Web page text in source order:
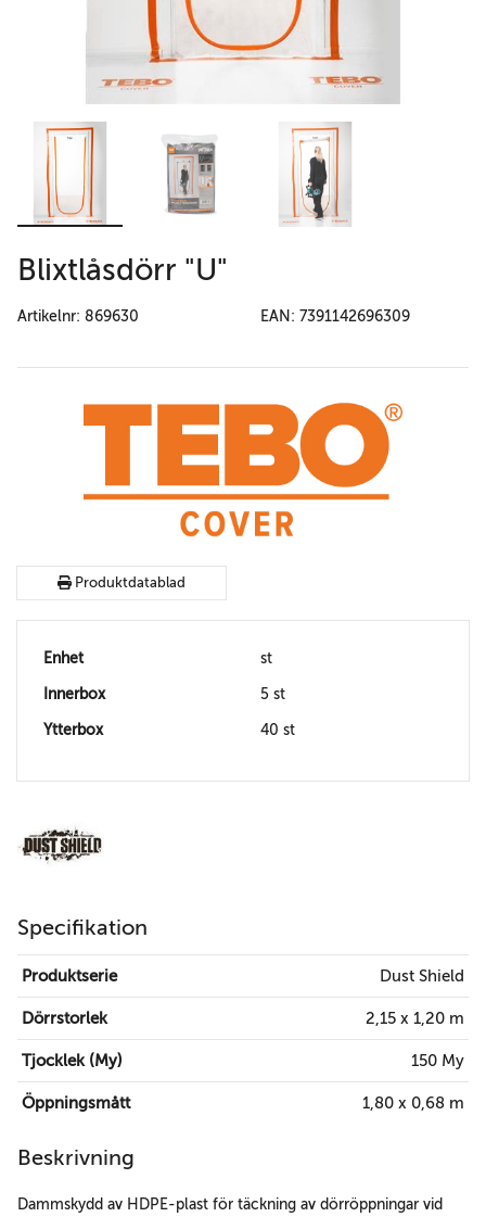
Blixtlåsdörr "U"
Artikelnr: 869630 EAN: 7391142696309
Produktdatablad
Enhet st
Innerbox 5 st
Ytterbox 40 st
Specifikation
Produktserie Dust Shield
Dörrstorlek 2,15 x 1,20 m
Tjocklek (My) 150 My
Öppningsmått 1,80 x 0,68 m
Beskrivning
Dammskydd av HDPE-plast för täckning av dörröppningar vid